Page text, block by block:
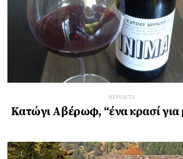
REPORTS
Κατώγι Αβέρωφ, “ένα κρασί για